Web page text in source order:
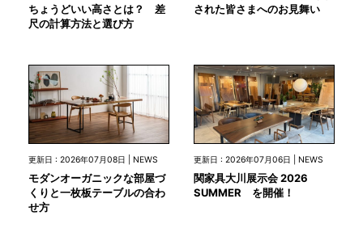
ちょうどいい高さとは？ 差
尺の計算方法と選び方
された皆さまへのお見舞い
更新日 : 2026年07月08日 | NEWS
モダンオーガニックな部屋づ
くりと一枚板テーブルの合わ
せ方
更新日 : 2026年07月06日 | NEWS
関家具大川展示会 2026
SUMMER を開催！